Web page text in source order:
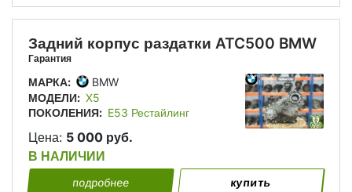
Задний корпус раздатки ATC500 BMW
Гарантия
МАРКА:
BMW
МОДЕЛИ: X5
ПОКОЛЕНИЯ: E53 Рестайлинг
Цена: 5 000 руб.
В НАЛИЧИИ
подробнее купить